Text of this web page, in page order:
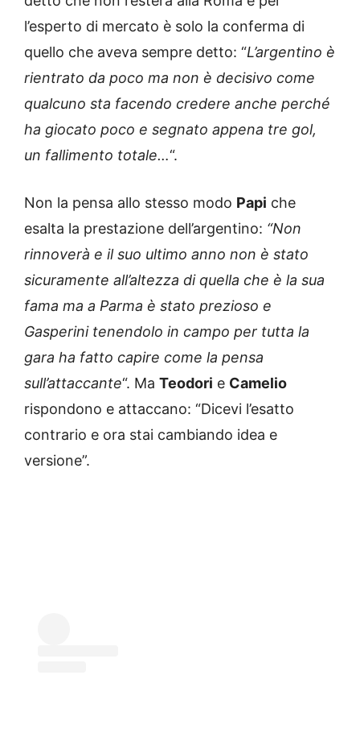
l’esperto di mercato è solo la conferma di
quello che aveva sempre detto: “L’argentino è
rientrato da poco ma non è decisivo come
qualcuno sta facendo credere anche perché
ha giocato poco e segnato appena tre gol,
un fallimento totale…“.
Non la pensa allo stesso modo Papi che
esalta la prestazione dell’argentino: “Non
rinnoverà e il suo ultimo anno non è stato
sicuramente all’altezza di quella che è la sua
fama ma a Parma è stato prezioso e
Gasperini tenendolo in campo per tutta la
gara ha fatto capire come la pensa
sull’attaccante“. Ma Teodori e Camelio
rispondono e attaccano: “Dicevi l’esatto
contrario e ora stai cambiando idea e
versione”.